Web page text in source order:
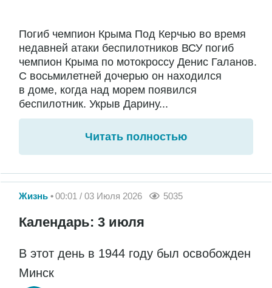
Погиб чемпион Крыма Под Керчью во время
недавней атаки беспилотников ВСУ погиб
чемпион Крыма по мотокроссу Денис Галанов.
С восьмилетней дочерью он находился
в доме, когда над морем появился
беспилотник. Укрыв Дарину...
Читать полностью
Жизнь 00:01 / 03 Июля 2026 5035
Календарь: 3 июля
В этот день в 1944 году был освобожден
Минск